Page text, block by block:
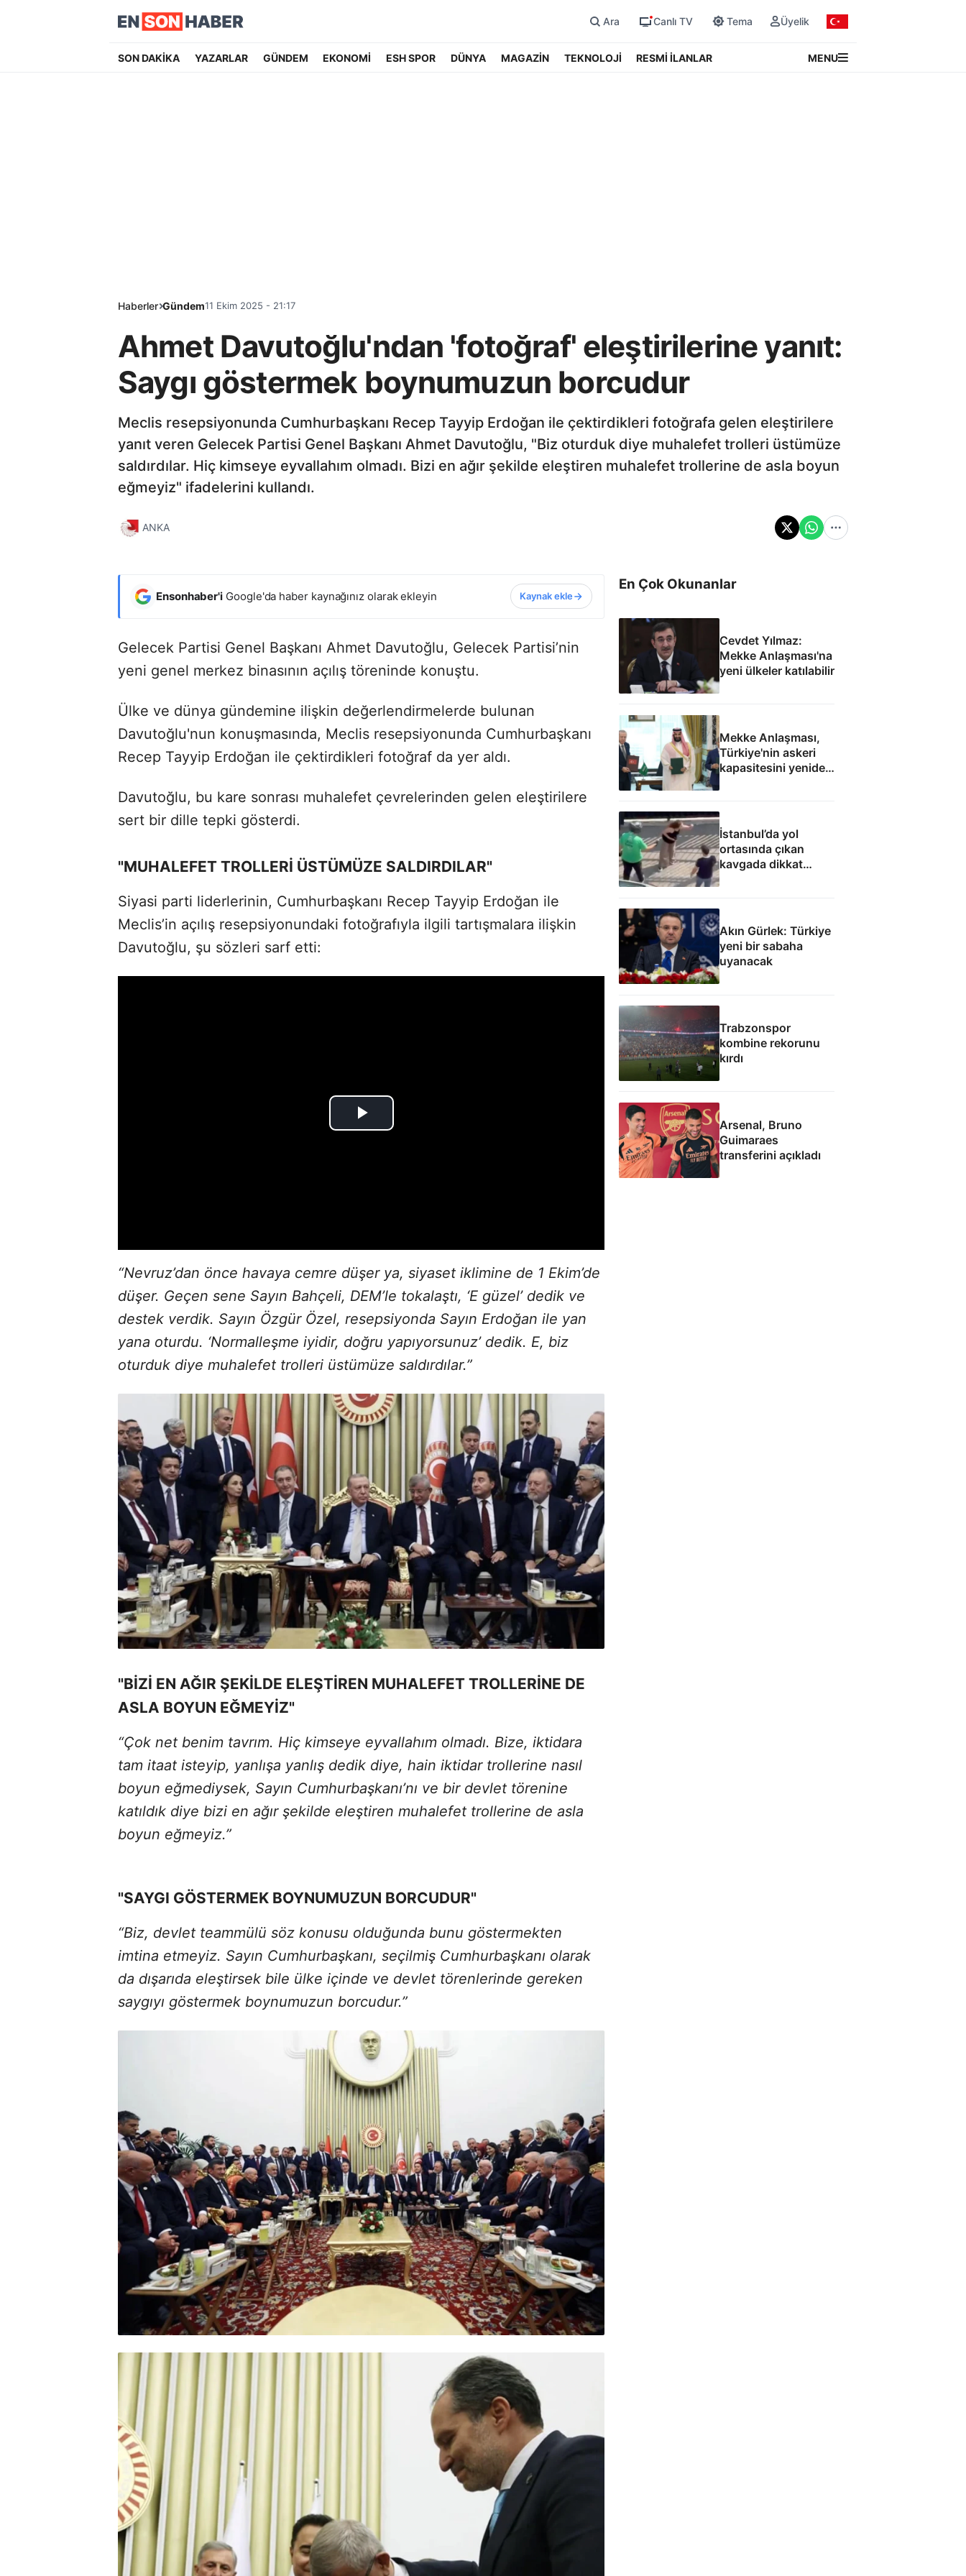
Ara Canlı TV Tema Üyelik
SON DAKİKA YAZARLAR GÜNDEM EKONOMİ ESH SPOR DÜNYA MAGAZİN TEKNOLOJİ RESMİ İLANLAR MENU
Haberler Gündem11 Ekim 2025 - 21:17
Ahmet Davutoğlu'ndan 'fotoğraf' eleştirilerine yanıt:
Saygı göstermek boynumuzun borcudur
Meclis resepsiyonunda Cumhurbaşkanı Recep Tayyip Erdoğan ile çektirdikleri fotoğrafa gelen eleştirilere
yanıt veren Gelecek Partisi Genel Başkanı Ahmet Davutoğlu, "Biz oturduk diye muhalefet trolleri üstümüze
saldırdılar. Hiç kimseye eyvallahım olmadı. Bizi en ağır şekilde eleştiren muhalefet trollerine de asla boyun
eğmeyiz" ifadelerini kullandı.
ANKA
Ensonhaber'i Google'da haber kaynağınız olarak ekleyin Kaynak ekle
Gelecek Partisi Genel Başkanı Ahmet Davutoğlu, Gelecek Partisi’nin
yeni genel merkez binasının açılış töreninde konuştu.
Ülke ve dünya gündemine ilişkin değerlendirmelerde bulunan
Davutoğlu'nun konuşmasında, Meclis resepsiyonunda Cumhurbaşkanı
Recep Tayyip Erdoğan ile çektirdikleri fotoğraf da yer aldı.
Davutoğlu, bu kare sonrası muhalefet çevrelerinden gelen eleştirilere
sert bir dille tepki gösterdi.
"MUHALEFET TROLLERİ ÜSTÜMÜZE SALDIRDILAR"
Siyasi parti liderlerinin, Cumhurbaşkanı Recep Tayyip Erdoğan ile
Meclis’in açılış resepsiyonundaki fotoğrafıyla ilgili tartışmalara ilişkin
Davutoğlu, şu sözleri sarf etti:
“Nevruz’dan önce havaya cemre düşer ya, siyaset iklimine de 1 Ekim’de
düşer. Geçen sene Sayın Bahçeli, DEM’le tokalaştı, ‘E güzel’ dedik ve
destek verdik. Sayın Özgür Özel, resepsiyonda Sayın Erdoğan ile yan
yana oturdu. ‘Normalleşme iyidir, doğru yapıyorsunuz’ dedik. E, biz
oturduk diye muhalefet trolleri üstümüze saldırdılar.”
"BİZİ EN AĞIR ŞEKİLDE ELEŞTİREN MUHALEFET TROLLERİNE DE
ASLA BOYUN EĞMEYİZ"
“Çok net benim tavrım. Hiç kimseye eyvallahım olmadı. Bize, iktidara
tam itaat isteyip, yanlışa yanlış dedik diye, hain iktidar trollerine nasıl
boyun eğmediysek, Sayın Cumhurbaşkanı’nı ve bir devlet törenine
katıldık diye bizi en ağır şekilde eleştiren muhalefet trollerine de asla
boyun eğmeyiz.”
"SAYGI GÖSTERMEK BOYNUMUZUN BORCUDUR"
“Biz, devlet teammülü söz konusu olduğunda bunu göstermekten
imtina etmeyiz. Sayın Cumhurbaşkanı, seçilmiş Cumhurbaşkanı olarak
da dışarıda eleştirsek bile ülke içinde ve devlet törenlerinde gereken
saygıyı göstermek boynumuzun borcudur.”
En Çok Okunanlar
Cevdet Yılmaz:
Mekke Anlaşması'na
yeni ülkeler katılabilir
Mekke Anlaşması,
Türkiye'nin askeri
kapasitesini yeniden
uluslararası
gündemine getirdi
İstanbul’da yol
ortasında çıkan
kavgada dikkat
çeken söz: Kocanı
Akın Gürlek: Türkiye
yeni bir sabaha
uyanacak
Trabzonspor
kombine rekorunu
kırdı
Arsenal, Bruno
Guimaraes
transferini açıkladı